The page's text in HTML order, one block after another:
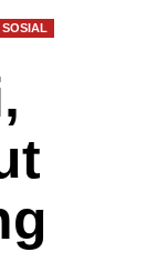
SOSIAL